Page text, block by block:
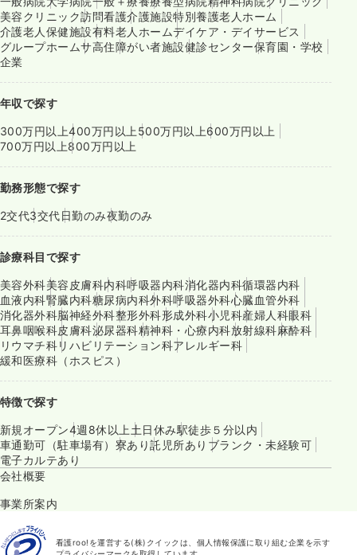
美容クリニック訪問看護介護施設特別養護老人ホーム
介護老人保健施設有料老人ホームデイケア・デイサービス
グループホームサ高住障がい者施設健診センター保育園・学校
企業
年収で探す
300万円以上400万円以上 500万円以上600万円以上
700万円以上800万円以上
勤務形態で探す
2交代3交代日勤のみ夜勤のみ
診療科目で探す
美容外科美容皮膚科内科呼吸器内科消化器内科循環器内科
血液内科腎臓内科糖尿病内科外科呼吸器外科心臓血管外科
消化器外科脳神経外科整形外科形成外科小児科産婦人科眼科
耳鼻咽喉科皮膚科泌尿器科精神科・心療内科放射線科麻酔科
リウマチ科リハビリテーション科アレルギー科
緩和医療科（ホスピス）
特徴で探す
新規オープン4週8休以上 土日休み駅徒歩５分以内
車通勤可（駐車場有） 寮あり託児所あり ブランク・未経験可
電子カルテあり
会社概要
事業所案内
看護roo!を運営する(株)クイックは、個人情報保護に取り組む企業を示す